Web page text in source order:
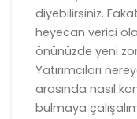
diyebilirsiniz.
heyecan verici
önünüzde yeni
Yatırımcıları
arasında nasıl
bulmaya